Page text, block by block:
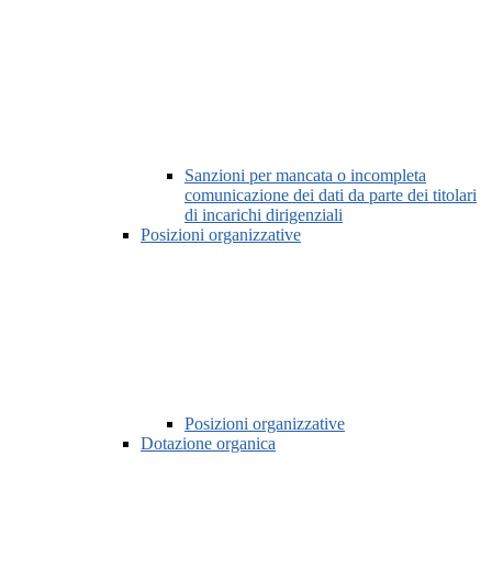
Sanzioni per mancata o incompleta
comunicazione dei dati da parte dei titolari
di incarichi dirigenziali
Posizioni organizzative
Posizioni organizzative
Dotazione organica